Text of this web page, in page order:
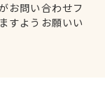
お問い合わせフ
すようお願いい